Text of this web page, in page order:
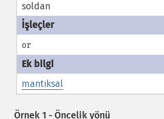
soldan
or
mantıksal
Örnek 1 - Öncelik yönü